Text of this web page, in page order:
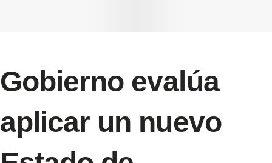
Gobierno evalúa
aplicar un nuevo